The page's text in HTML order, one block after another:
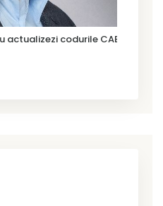
codurile CAEN Rev. 3?